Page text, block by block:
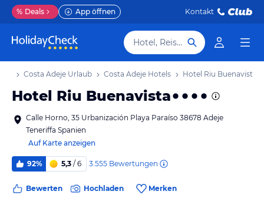
% Deals App öffnen Kontakt
Hotel, Reiseziel
Costa Adeje Urlaub Costa Adeje Hotels Hotel Riu Buenavista
Hotel Riu Buenavista
Calle Horno, 35 Urbanización Playa Paraíso 38678 Adeje
Teneriffa Spanien
Auf Karte anzeigen
92% 5,3 / 6 3.555 Bewertungen
Bewerten Hochladen Merken